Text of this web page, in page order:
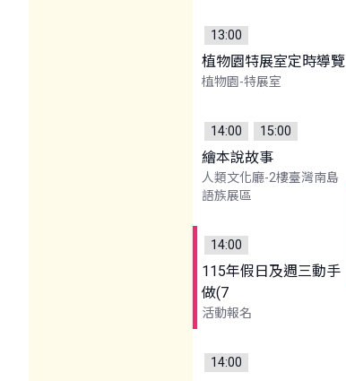
13:00
植物園特展室定時導覽
植物園-特展室
14:00 15:00
繪本說故事
人類文化廳-2樓臺灣南島
語族展區
14:00
115年假日及週三動手
做(7
活動報名
14:00